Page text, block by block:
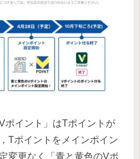
ポイント」はTポイントが
Tポイントをメインポイン
変更なく「青と黄色のVポ